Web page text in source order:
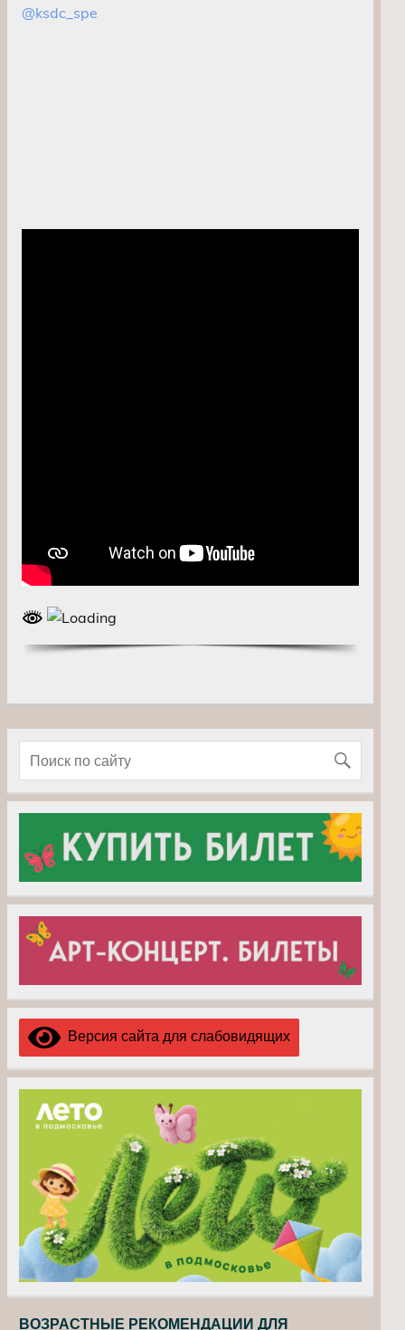
@ksdc_spe
Версия сайта для слабовидящих
ВОЗРАСТНЫЕ РЕКОМЕНДАЦИИ ДЛЯ